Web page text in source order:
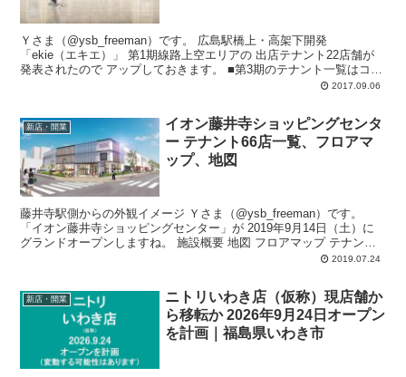
Ｙさま（@ysb_freeman）です。 広島駅橋上・高架下開発
「ekie（エキエ）」 第1期線路上空エリアの 出店テナント22店舗が
発表されたので アップしておきます。 ■第3期のテナント一覧はコチ
2017.09.06
新店・開業
イオン藤井寺ショッピングセンタ
ー テナント66店一覧、フロアマ
ップ、地図
藤井寺駅側からの外観イメージ Ｙさま（@ysb_freeman）です。
「イオン藤井寺ショッピングセンター」が 2019年9月14日（土）に
グランドオープンしますね。 施設概要 地図 フロアマップ テナント
2019.07.24
新店・開業
ニトリいわき店（仮称）現店舗か
ら移転か 2026年9月24日オープン
を計画｜福島県いわき市